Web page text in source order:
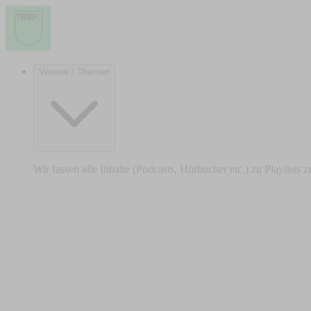
Vereine / Themen
Wir fassen alle Inhalte (Podcasts, Hörbücher etc.) zu Playlists